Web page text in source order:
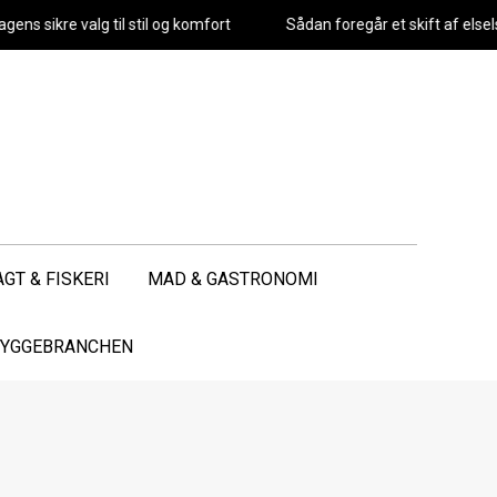
sikre valg til stil og komfort Sådan foregår et skift af
& FISKERI MAD & GASTRONOMI